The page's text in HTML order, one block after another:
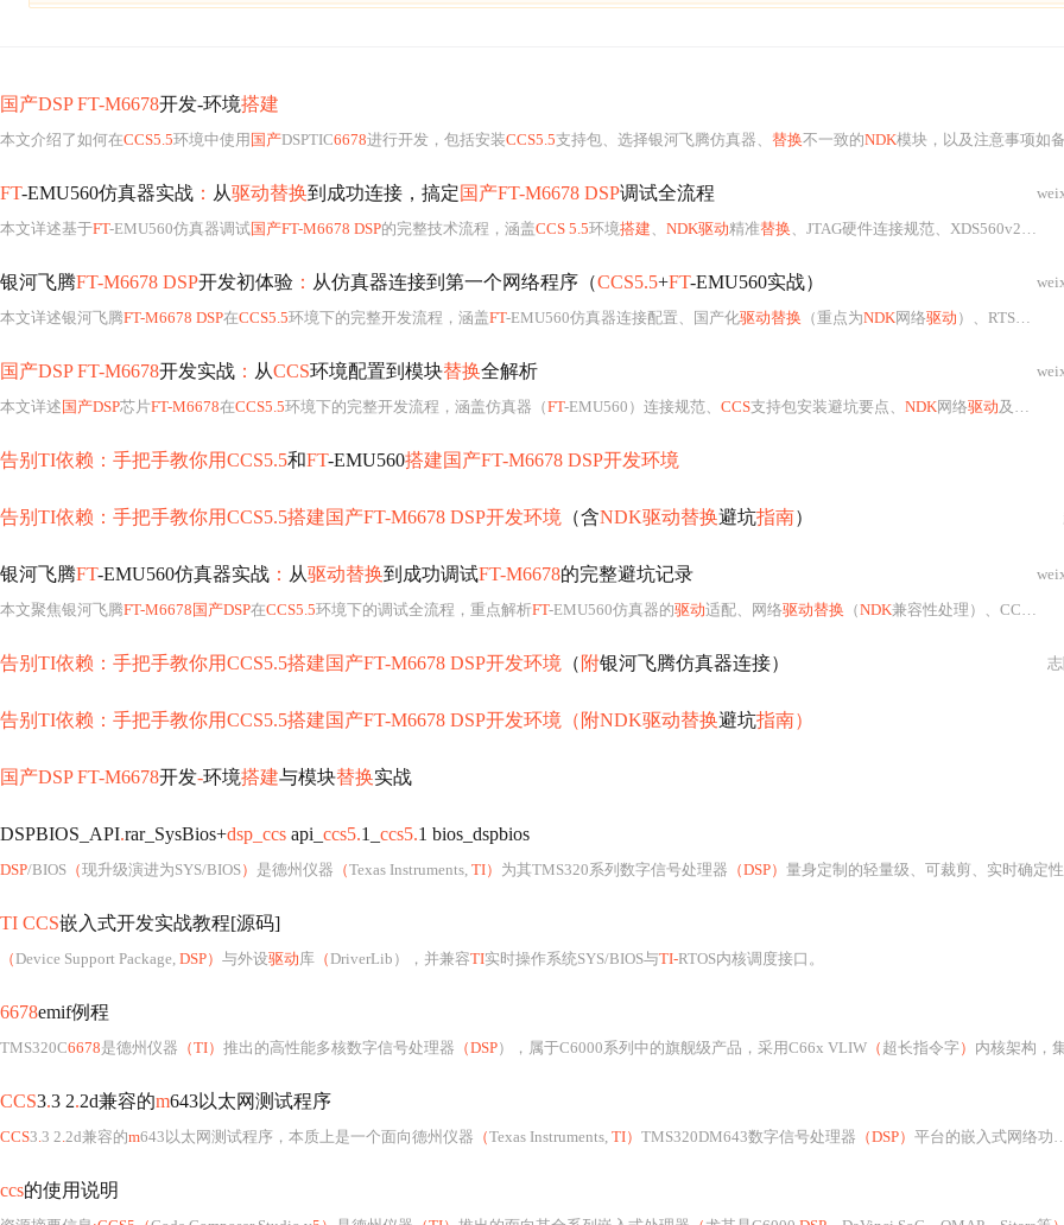
国产DSP FT-M6678开发-环境搭建
本文介绍了如何在CCS5.5环境中使用 国产DSPTIC6678进行开发，包括安装CCS5.5支持包、选择银河飞腾仿真器、 替换不一致的NDK模块，以及注意事项如备份和环境还原。,
FT-EMU560仿真器实战 ： 从驱动替换到成功连接，搞定国产FT-M6678 DSP调试全流程
本文详述基于FT-EMU560仿真器调试国产FT-M6678 DSP的完整技术流程，涵盖CCS 5.5环境搭建、 NDK驱动精准替换、JTAG硬件连接规范、XDS560v2兼容模式配置及典型问题排查（如设备识别失败、编译链接错误、调试会话不稳定）。重点揭示官方文档未明示的关键实践要点，包括
银河飞腾FT-M6678 DSP开发初体验 ： 从仿真器连接到第一个网络程序（CCS5.5+FT-EMU560实战）
本文详述银河飞腾FT-M6678 DSP在CCS5.5环境下的完整开发流程，涵盖FT-EMU560仿真器连接配置、国产化驱动替换 （重点为NDK网络驱动 ）、RTSC项目构建及UDP回显服务器实现。内容聚焦
国产DSP FT-M6678开发实战 ： 从CCS环境配置到模块替换全解析
本文详述 国产DSP芯片FT-M6678在CCS5.5环境下的完整开发流程，涵盖仿真器（FT-EMU560）连接规范、 CCS支持包安装避坑要点、 NDK网络驱动及SRIO/EMAC/DDR等关键模块
告别TI依赖：手把手教你用CCS5.5和FT-EMU560搭建国产FT-M6678 DSP开发环境
告别TI依赖：手把手教你用CCS5.5搭建国产FT-M6678 DSP开发环境 （含NDK驱动替换避坑指南）
银河飞腾FT-EMU560仿真器实战 ： 从驱动替换到成功调试FT-M6678的完整避坑记录
本文聚焦银河飞腾FT-M6678国产DSP在CCS5.5环境下的调试全流程，重点解析FT-EMU560仿真器的驱动适配、网络驱动替换 （NDK兼容性处理）、CCXML工程配置、IDCODE识别、多外设协同调试（SRIO/EMIF/IPC）及性能优化方法。涵盖固件更新、权限管理、文件校验、复位状态排查等关键技术点，强调
告别TI依赖：手把手教你用CCS5.5搭建国产FT-M6678 DSP开发环境 （ 附银河飞腾仿真器连接）
告别TI依赖：手把手教你用CCS5.5搭建国产FT-M6678 DSP开发环境（附NDK驱动替换避坑指南）
国产DSP FT-M6678开发-环境搭建与模块替换实战
DSPBIOS_API.rar_SysBios+dsp_ccs api_ ccs5.1_ ccs5.1 bios_dspbios
DSP/BIOS （现升级演进为SYS/BIOS） 是德州仪器 （Texas Instruments, TI） 为其TMS320系列数字信号处理器 （DSP） 量身定制的轻量级、可裁剪、实时确定性嵌入式操作系统内核，专为满足高性能信号处理应用对低延迟、高吞吐、精确定时和资源可控等严苛要求而设计。本压缩包标题
TI CCS嵌入式开发实战教程[源码]
（Device Support Package, DSP） 与外设驱动库 （DriverLib），并兼容TI实时操作系统SYS/BIOS与TI-RTOS内核调度接口。
6678emif例程
TMS320C6678是德州仪器 （TI） 推出的高性能多核数字信号处理器 （DSP），属于C6000系列中的旗舰级产品，采用C66x VLIW （ 超长指令字） 内核架构，
CCS3.3 2.2d兼容的m643以太网测试程序
CCS3.3 2.2d兼容的m643以太网测试程序，本质上是一个面向德州仪器 （Texas Instruments, TI） TMS320DM643数字信号处理器 （DSP） 平台的嵌入式网络功能验证固件，其核心目标是实现基于片上以太网控制器
ccs的使用说明